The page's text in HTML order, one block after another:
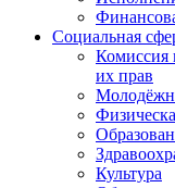
Социальная
Комиссия
их прав
Культура